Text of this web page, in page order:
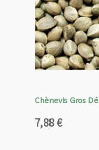
Chènevis Gros
7,88€